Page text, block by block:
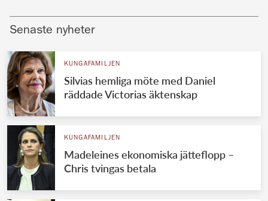
Senaste nyheter
KUNGAFAMILJEN
Silvias hemliga möte med Daniel
räddade Victorias äktenskap
KUNGAFAMILJEN
Madeleines ekonomiska jätteflopp –
Chris tvingas betala